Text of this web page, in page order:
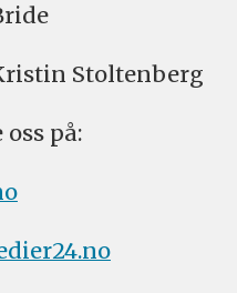
Stoltenberg
på: